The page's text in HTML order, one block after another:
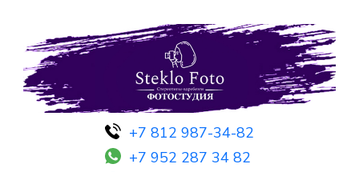
+7 812 987-34-82
+7 952 287 34 82
Фотостудия SF
Фотосессия в студии СПб — Фотосессия в Санкт-Петербурге
— Предметная съемка — Невидимый манекен — Прозрачный
манекен — Сертификат на фотосессию